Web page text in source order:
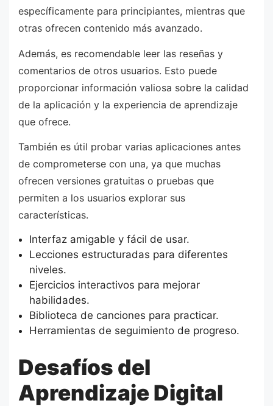
específicamente para principiantes, mientras que
otras ofrecen contenido más avanzado.
Además, es recomendable leer las reseñas y
comentarios de otros usuarios. Esto puede
proporcionar información valiosa sobre la calidad
de la aplicación y la experiencia de aprendizaje
que ofrece.
También es útil probar varias aplicaciones antes
de comprometerse con una, ya que muchas
ofrecen versiones gratuitas o pruebas que
permiten a los usuarios explorar sus
características.
Interfaz amigable y fácil de usar.
Lecciones estructuradas para diferentes
niveles.
Ejercicios interactivos para mejorar
habilidades.
Biblioteca de canciones para practicar.
Herramientas de seguimiento de progreso.
Desafíos del
Aprendizaje Digital